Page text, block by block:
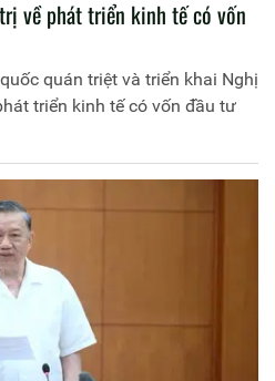
về phát triển kinh tế có vốn
quán triệt và triển khai Nghị
triển kinh tế có vốn đầu tư